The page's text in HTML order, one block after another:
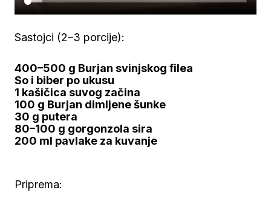
Sastojci (2–3 porcije):
400–500 g Burjan svinjskog filea
So i biber po ukusu
1 kašičica suvog začina
100 g Burjan dimljene šunke
30 g putera
80–100 g gorgonzola sira
200 ml pavlake za kuvanje
Priprema: